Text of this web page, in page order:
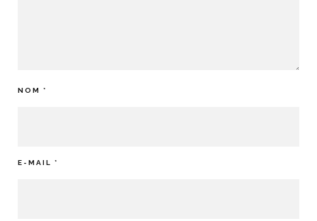
NOM *
E-MAIL *